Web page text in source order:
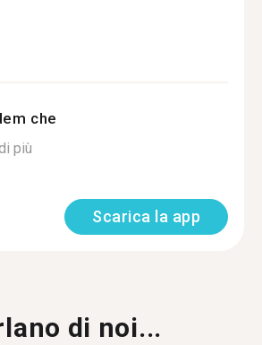
che
più
Scarica la app
di noi...